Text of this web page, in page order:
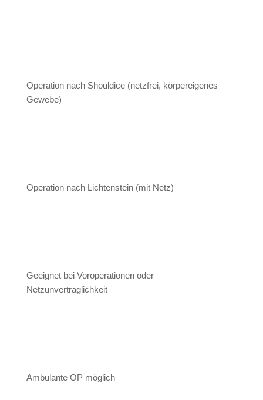
Operation nach Shouldice (netzfrei, körpereigenes
Gewebe)
Operation nach Lichtenstein (mit Netz)
Geeignet bei Voroperationen oder
Netzunverträglichkeit
Ambulante OP möglich